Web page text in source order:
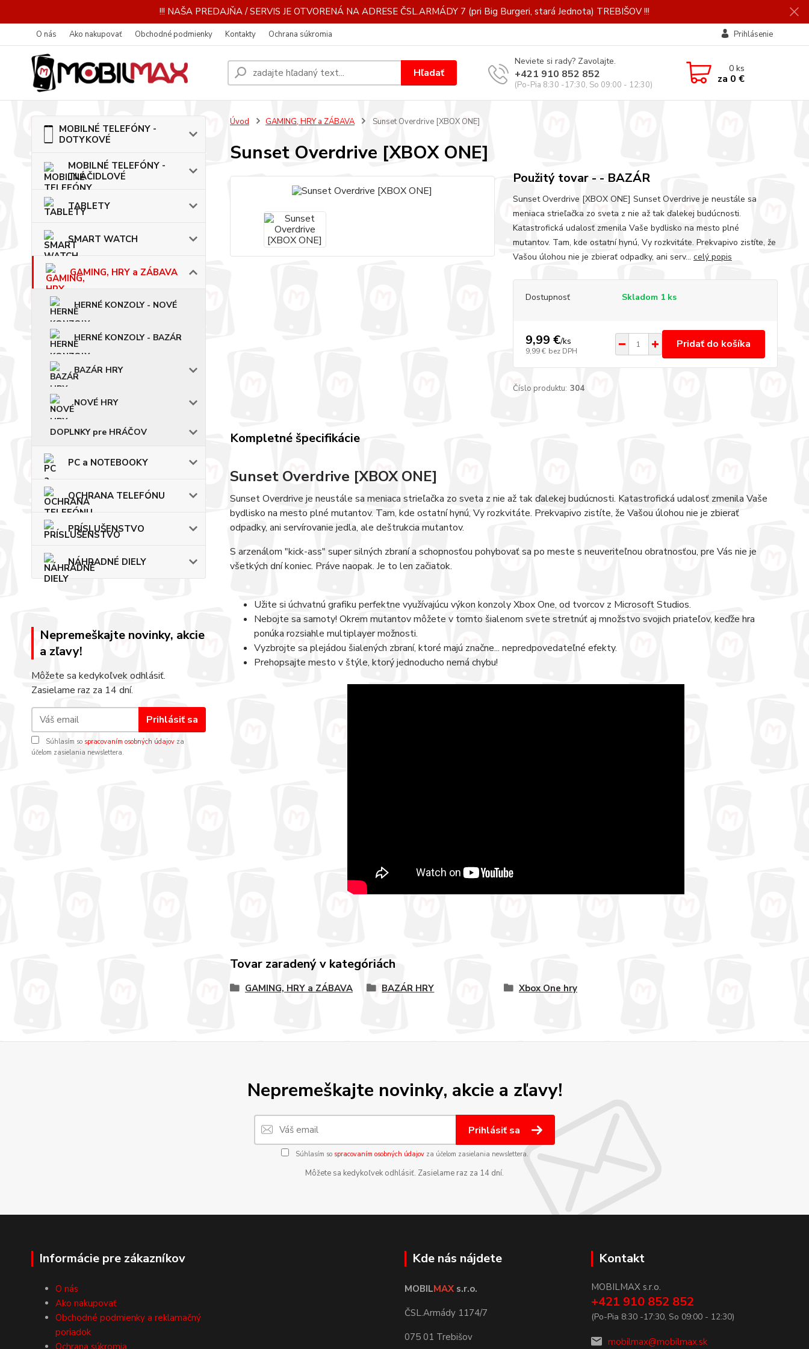
!!! NAŠA PREDAJŇA / SERVIS JE OTVORENÁ NA ADRESE ČSL.ARMÁDY 7 (pri Big Burgeri, stará Jednota) TREBIŠOV !!!
O nás Ako nakupovať Obchodné podmienky Kontakty Ochrana súkromia Prihlásenie
Hľadať
Neviete si rady? Zavolajte.
+421 910 852 852
(Po-Pia 8:30 -17:30, So 09:00 - 12:30)
0ks
za 0 €
MOBILNÉ TELEFÓNY -
DOTYKOVÉ
MOBILNÉ TELEFÓNY -
TLAČIDLOVÉ
TABLETY
SMART WATCH
GAMING, HRY a ZÁBAVA
HERNÉ KONZOLY - NOVÉ
HERNÉ KONZOLY - BAZÁR
BAZÁR HRY
NOVÉ HRY
DOPLNKY pre HRÁČOV
PC a NOTEBOOKY
OCHRANA TELEFÓNU
PRÍSLUŠENSTVO
NÁHRADNÉ DIELY
Nepremeškajte novinky, akcie
a zľavy!
Môžete sa kedykoľvek odhlásiť.
Zasielame raz za 14 dní.
Prihlásiť sa
Súhlasím so spracovaním osobných údajov za
účelom zasielania newslettera.
Úvod GAMING, HRY a ZÁBAVA Sunset Overdrive [XBOX ONE]
Sunset Overdrive [XBOX ONE]
Použitý tovar - - BAZÁR
Sunset Overdrive [XBOX ONE] Sunset Overdrive je neustále sa
meniaca strieľačka zo sveta z nie až tak ďalekej budúcnosti.
Katastrofická udalosť zmenila Vaše bydlisko na mesto plné
mutantov. Tam, kde ostatní hynú, Vy rozkvitáte. Prekvapivo zistíte, že
Vašou úlohou nie je zbierať odpadky, ani serv... celý popis
Dostupnosť Skladom 1 ks
9,99 €/ks
9,99 € bez DPH
Pridať do košíka
Číslo produktu: 304
Kompletné špecifikácie
Sunset Overdrive [XBOX ONE]
Sunset Overdrive je neustále sa meniaca strieľačka zo sveta z nie až tak ďalekej budúcnosti. Katastrofická udalosť zmenila Vaše
bydlisko na mesto plné mutantov. Tam, kde ostatní hynú, Vy rozkvitáte. Prekvapivo zistíte, že Vašou úlohou nie je zbierať
odpadky, ani servírovanie jedla, ale deštrukcia mutantov.
S arzenálom "kick-ass" super silných zbraní a schopnosťou pohybovať sa po meste s neuveriteľnou obratnosťou, pre Vás nie je
všetkých dní koniec. Práve naopak. Je to len začiatok.
Užite si úchvatnú grafiku perfektne využívajúcu výkon konzoly Xbox One, od tvorcov z Microsoft Studios.
Nebojte sa samoty! Okrem mutantov môžete v tomto šialenom svete stretnúť aj množstvo svojich priateľov, keďže hra
ponúka rozsiahle multiplayer možnosti.
Vyzbrojte sa plejádou šialených zbraní, ktoré majú značne... nepredpovedateľné efekty.
Prehopsajte mesto v štýle, ktorý jednoducho nemá chybu!
Tovar zaradený v kategóriách
GAMING, HRY a ZÁBAVA BAZÁR HRY Xbox One hry
Nepremeškajte novinky, akcie a zľavy!
Prihlásiť sa
Súhlasím so spracovaním osobných údajovza účelom zasielania newslettera.
Môžete sa kedykoľvek odhlásiť. Zasielame raz za 14 dní.
Informácie pre zákazníkov
O nás
Ako nakupovať
Obchodné podmienky a reklamačný
poriadok
Ochrana súkromia
Kde nás nájdete
MOBILMAX s.r.o.
ČSL.Armády 1174/7
075 01 Trebišov
Kontakt
MOBILMAX s.r.o.
+421 910 852 852
(Po-Pia 8:30 -17:30, So 09:00 - 12:30)
mobilmax@mobilmax.sk